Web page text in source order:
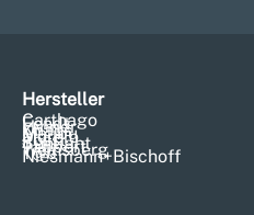
Hersteller
Carthago
Fendt
Hymer
Knaus
Malibu
Morelo
Pössl
Sunlight
Tabbert
Weinsberg
T@b
Niesmann+Bischoff